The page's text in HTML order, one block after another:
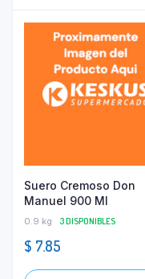
Suero Cremoso Don
Manuel 900 Ml
0.9 kg 3 DISPONIBLES
$ 7.85